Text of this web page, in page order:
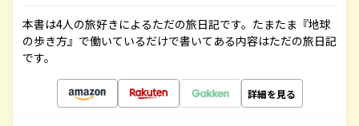
本書は4人の旅好きによるただの旅日記です。たまたま『地球
の歩き方』で働いているだけで書いてある内容はただの旅日記
です。
詳細を見る